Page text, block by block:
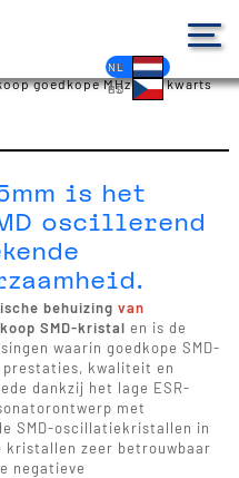
DE
EN
FR
ES
PL
IT
NL
HU
CS
goedkope MHz SMD kwarts
is het
oscillerend
behuizing van
SMD-kristal en is de
waarin goedkope SMD-
kwaliteit en
dankzij het lage ESR-
met
SMD-oscillatiekristallen in
kristallen zeer betrouwbaar
negatieve